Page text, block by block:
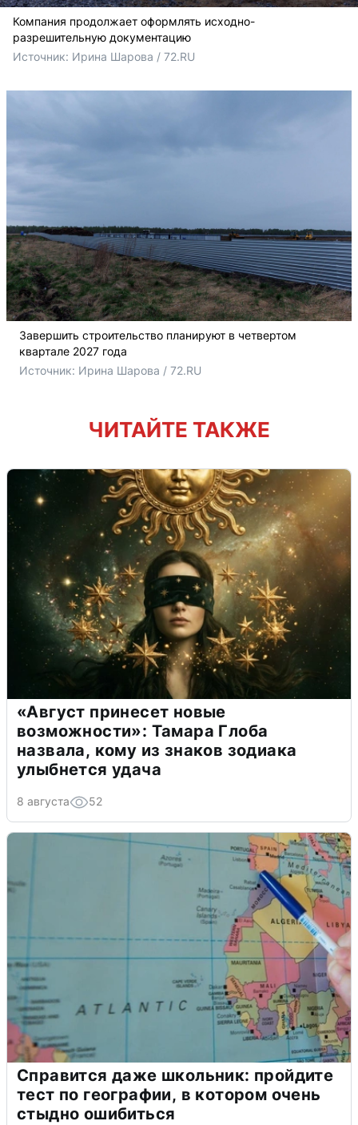
Компания продолжает оформлять исходно-
разрешительную документацию
Источник: Ирина Шарова / 72.RU
Завершить строительство планируют в четвертом
квартале 2027 года
Источник: Ирина Шарова / 72.RU
ЧИТАЙТЕ ТАКЖЕ
«Август принесет новые
возможности»: Тамара Глоба
назвала, кому из знаков зодиака
улыбнется удача
8 августа 52
Справится даже школьник: пройдите
тест по географии, в котором очень
стыдно ошибиться